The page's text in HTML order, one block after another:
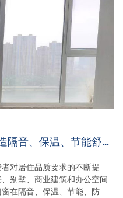
隔音、保温、节能舒适
对居住品质要求的不断提
别墅、商业建筑和办公空间
在隔音、保温、节能、防